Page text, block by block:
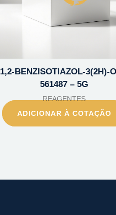
1,2-BENZISOTIAZOL-3(2H)-
561487 – 5G
REAGENTES
ADICIONAR À COTAÇÃO